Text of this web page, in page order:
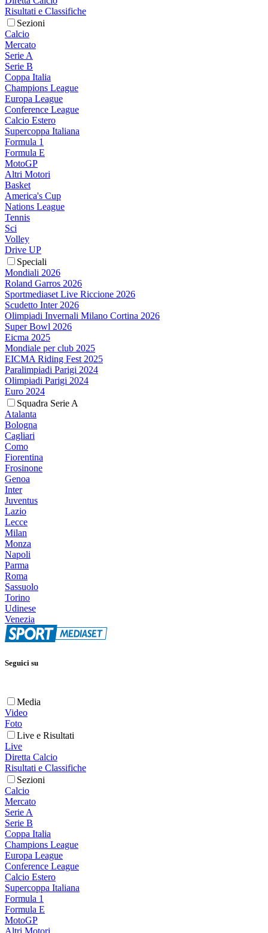
Risultati e Classifiche
Sezioni
Calcio
Mercato
Serie A
Serie B
Coppa Italia
Champions League
Europa League
Conference League
Calcio Estero
Supercoppa Italiana
Formula 1
Formula E
MotoGP
Altri Motori
Basket
America's Cup
Nations League
Tennis
Sci
Volley
Drive UP
Speciali
Mondiali 2026
Roland Garros 2026
Sportmediaset Live Riccione 2026
Scudetto Inter 2026
Olimpiadi Invernali Milano Cortina 2026
Super Bowl 2026
Eicma 2025
Mondiale per club 2025
EICMA Riding Fest 2025
Paralimpiadi Parigi 2024
Olimpiadi Parigi 2024
Euro 2024
Squadra Serie A
Atalanta
Bologna
Cagliari
Como
Fiorentina
Frosinone
Genoa
Inter
Juventus
Lazio
Lecce
Milan
Monza
Napoli
Parma
Roma
Sassuolo
Torino
Udinese
Venezia
Seguici su
Media
Video
Foto
Live e Risultati
Live
Diretta Calcio
Risultati e Classifiche
Sezioni
Calcio
Mercato
Serie A
Serie B
Coppa Italia
Champions League
Europa League
Conference League
Calcio Estero
Supercoppa Italiana
Formula 1
Formula E
MotoGP
Altri Motori